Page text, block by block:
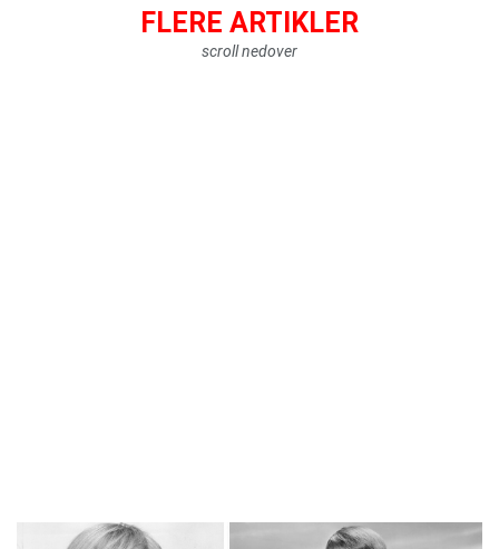
FLERE ARTIKLER
scroll nedover